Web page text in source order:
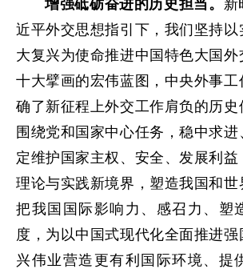
增强砥砺奋进的历史担当。 新
近平外交思想指引下，我们坚持以
大复兴为使命推进中国特色大国
十大擘画的宏伟蓝图，中央外事工
确了新征程上外交工作肩负的历史
围绕党和国家中心任务，稳中求
定维护国家主权、安全、发展利
理论与实践新境界，塑造我国和世
把我国国际影响力、感召力、塑
度，为以中国式现代化全面推进强
兴伟业营造更有利国际环境、提